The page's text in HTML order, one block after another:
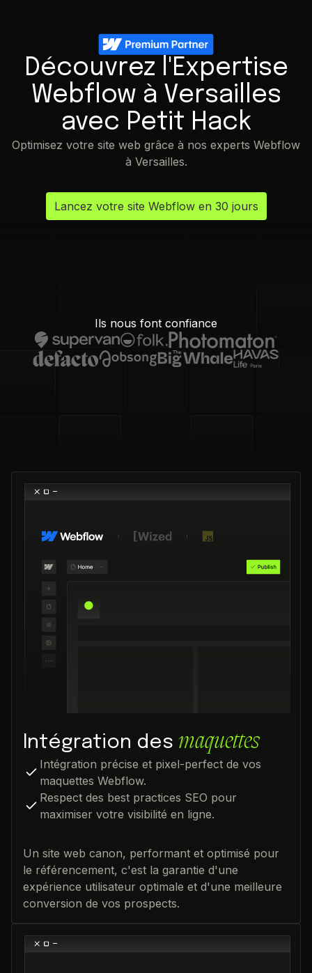
Découvrez l'Expertise
Webflow à Versailles
avec Petit Hack
Optimisez votre site web grâce à nos experts Webflow
à Versailles.
Lancez votre site Webflow en 30 jours
Ils nous font confiance
Intégration des maquettes
Intégration précise et pixel-perfect de vos
maquettes Webflow.
Respect des best practices SEO pour
maximiser votre visibilité en ligne.
Un site web canon, performant et optimisé pour
le référencement, c'est la garantie d'une
expérience utilisateur optimale et d'une meilleure
conversion de vos prospects.